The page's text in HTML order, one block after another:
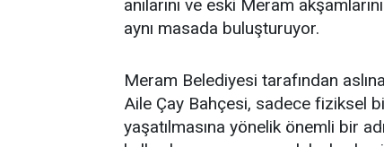
anılarını ve eski Meram
aynı masada buluşturuyor.
Meram Belediyesi tarafından
Aile Çay Bahçesi, sadece fiziksel
yaşatılmasına yönelik önemli bir